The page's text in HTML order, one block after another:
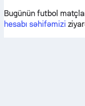
Bugünün futbol
hesabı səhifəmizi